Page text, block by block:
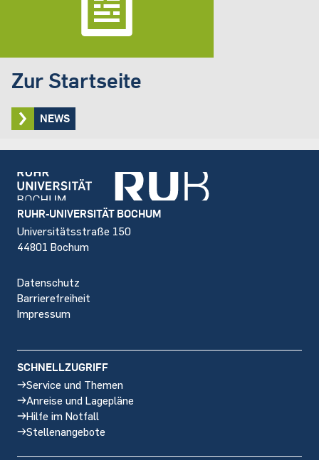
Zur Startseite
NEWS
Footer
RUHR-UNIVERSITÄT BOCHUM
Universitätsstraße 150
44801 Bochum
Datenschutz
Barrierefreiheit
Impressum
SCHNELLZUGRIFF
Service und Themen
Anreise und Lagepläne
Hilfe im Notfall
Stellenangebote